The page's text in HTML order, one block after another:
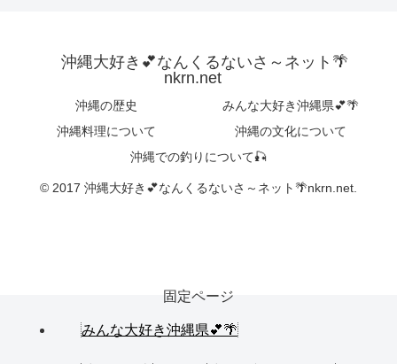
沖縄大好き💕なんくるないさ～ネット🌴
nkrn.net
沖縄の歴史
みんな大好き沖縄県💕🌴
沖縄料理について
沖縄の文化について
沖縄での釣りについて🎣
© 2017 沖縄大好き💕なんくるないさ～ネット🌴nkrn.net.
固定ページ
みんな大好き沖縄県💕🌴